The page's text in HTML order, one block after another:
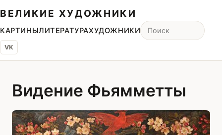
ВЕЛИКИЕ ХУДОЖНИКИ
КАРТИНЫЛИТЕРАТУРАХУДОЖНИКИ
VK
Видение Фьямметты